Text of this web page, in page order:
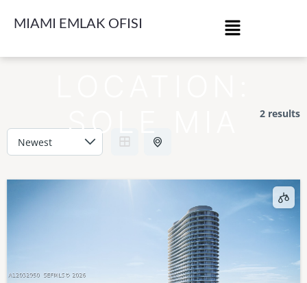
MIAMI EMLAK OFISI
SOLE MIA
2 results